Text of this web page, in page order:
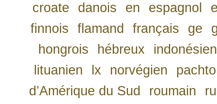
croate
danois en espagnol
finnois
flamand français ge
hongrois
hébreux
indonésien
lituanien
lx norvégien
pachto
d’Amérique du Sud
roumain